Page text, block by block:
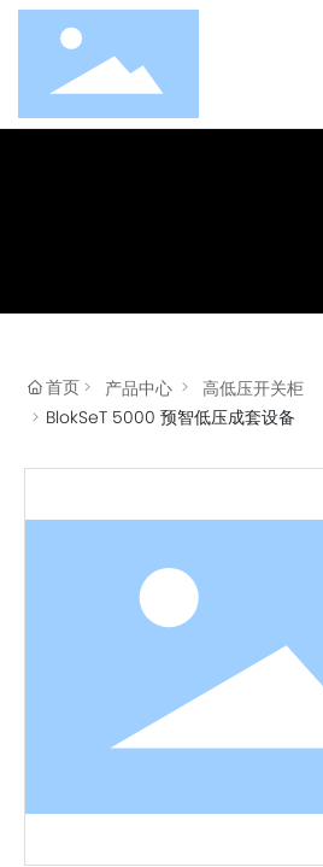
首页 产品中心
高低压开关柜
BlokSeT 5000 预智低压成套设备